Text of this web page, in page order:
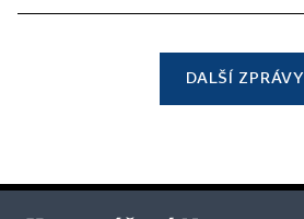
DALŠÍ ZPRÁVY